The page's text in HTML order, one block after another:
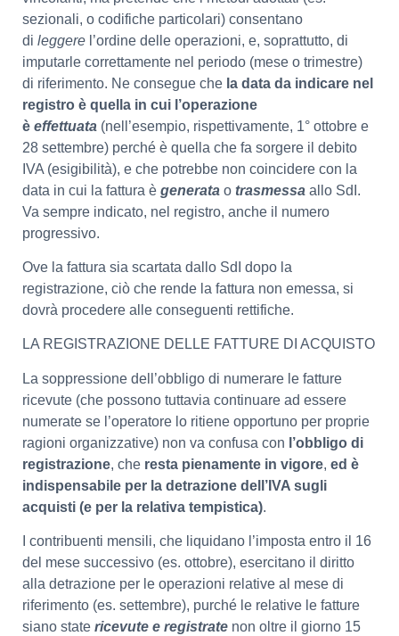
sezionali, o codifiche particolari) consentano
di leggere l’ordine delle operazioni, e, soprattutto, di
imputarle correttamente nel periodo (mese o trimestre)
di riferimento. Ne consegue che la data da indicare nel
registro è quella in cui l’operazione
è effettuata (nell’esempio, rispettivamente, 1° ottobre e
28 settembre) perché è quella che fa sorgere il debito
IVA (esigibilità), e che potrebbe non coincidere con la
data in cui la fattura è generata o trasmessa allo SdI.
Va sempre indicato, nel registro, anche il numero
progressivo.
Ove la fattura sia scartata dallo SdI dopo la
registrazione, ciò che rende la fattura non emessa, si
dovrà procedere alle conseguenti rettifiche.
LA REGISTRAZIONE DELLE FATTURE DI ACQUISTO
La soppressione dell’obbligo di numerare le fatture
ricevute (che possono tuttavia continuare ad essere
numerate se l’operatore lo ritiene opportuno per proprie
ragioni organizzative) non va confusa con l’obbligo di
registrazione, che resta pienamente in vigore, ed è
indispensabile per la detrazione dell’IVA sugli
acquisti (e per la relativa tempistica).
I contribuenti mensili, che liquidano l’imposta entro il 16
del mese successivo (es. ottobre), esercitano il diritto
alla detrazione per le operazioni relative al mese di
riferimento (es. settembre), purché le relative le fatture
siano state ricevute e registrate non oltre il giorno 15